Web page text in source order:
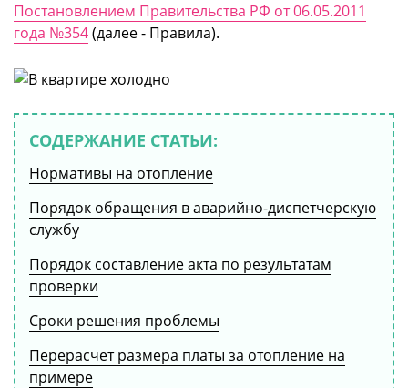
Постановлением Правительства РФ от 06.05.2011
года №354(далее - Правила).
СОДЕРЖАНИЕ СТАТЬИ:
Нормативы на отопление
Порядок обращения в аварийно-диспетчерскую
службу
Порядок составление акта по результатам
проверки
Сроки решения проблемы
Перерасчет размера платы за отопление на
примере